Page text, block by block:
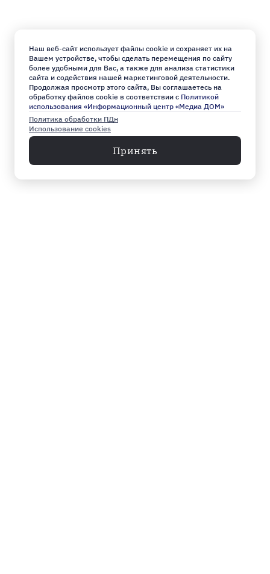
Наш веб-сайт использует файлы cookie и сохраняет их на
Вашем устройстве, чтобы сделать перемещения по сайту
более удобными для Вас, а также для анализа статистики
сайта и содействия нашей маркетинговой деятельности.
Продолжая просмотр этого сайта, Вы соглашаетесь на
обработку файлов cookie в соответствии с Политикой
использования «Информационный центр «Медиа ДОМ»
Политика обработки ПДн
Использование cookies
Принять